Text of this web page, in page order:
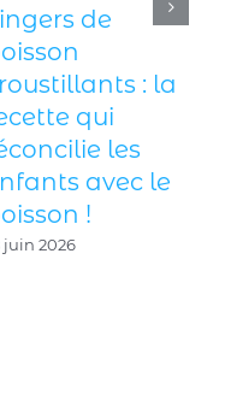
de
: la
qui
les
avec le
!
juin 2026